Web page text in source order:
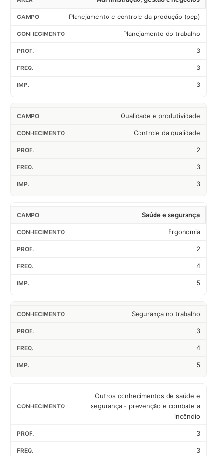
Planejamento e controle da produção (pcp)
Planejamento do trabalho
3
3
3
Qualidade e produtividade
Controle da qualidade
2
3
3
Saúde e segurança
Ergonomia
2
4
5
Segurança no trabalho
3
4
5
Outros conhecimentos de saúde e
segurança - prevenção e combate a
incêndio
3
3